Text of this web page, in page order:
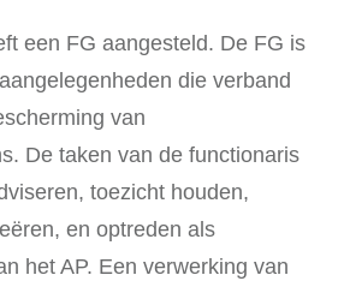
een FG aangesteld. De FG is
die verband
van
De taken van de functionaris
toezicht houden,
en optreden als
het AP. Een verwerking van